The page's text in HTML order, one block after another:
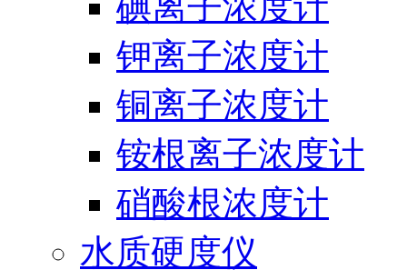
钾离子浓度计
铜离子浓度计
铵根离子浓度计
硝酸根浓度计
水质硬度仪